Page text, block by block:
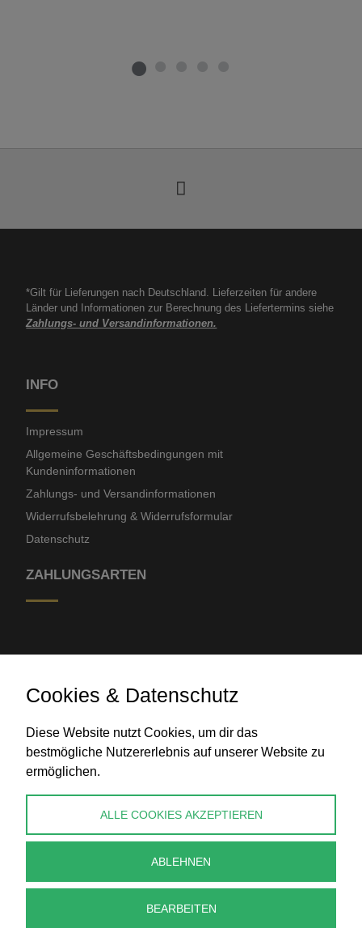
*Gilt für Lieferungen nach Deutschland. Lieferzeiten für andere
Länder und Informationen zur Berechnung des Liefertermins siehe
Zahlungs- und Versandinformationen.
INFO
Impressum
Allgemeine Geschäftsbedingungen mit
Kundeninformationen
Zahlungs- und Versandinformationen
Widerrufsbelehrung & Widerrufsformular
Datenschutz
ZAHLUNGSARTEN
Banküberweisung
info@perlenpresse.de
Vertrag widerrufen
Cookies & Datenschutz
Diese Website nutzt Cookies, um dir das
bestmögliche Nutzererlebnis auf unserer Website zu
ermöglichen.
ALLE COOKIES AKZEPTIEREN
ABLEHNEN
BEARBEITEN